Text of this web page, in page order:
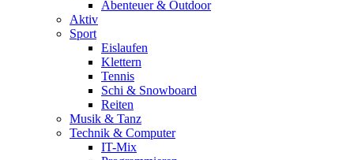
Abenteuer & Outdoor
Aktiv
Sport
Eislaufen
Klettern
Tennis
Schi & Snowboard
Reiten
Musik & Tanz
Technik & Computer
IT-Mix